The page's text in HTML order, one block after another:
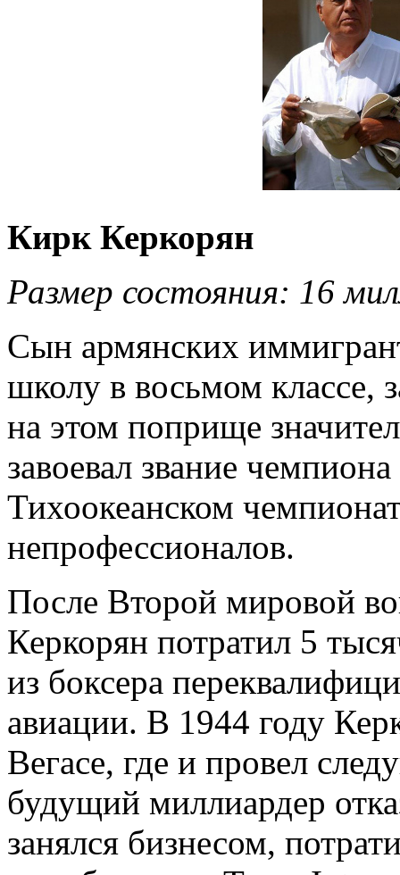
Кирк Керкорян
Размер состояния: 16
Сын армянских
школу в восьмом классе,
на этом поприще
завоевал звание
Тихоокеанском
непрофессионалов.
После Второй мировой
Керкорян потратил 5
из боксера
авиации. В 1944 году
Вегасе, где и провел
будущий миллиардер
занялся бизнесом,